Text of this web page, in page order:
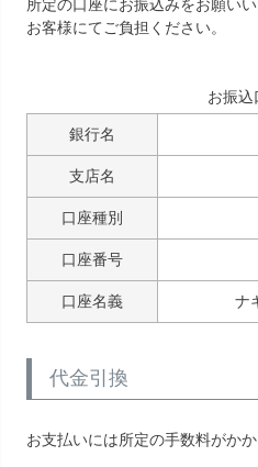
所定の口座にお振込みをお願い
お客様にてご負担ください。
お振込
銀行名
支店名
口座種別
口座番号
口座名義 ナ
代金引換
お支払いには所定の手数料がかか